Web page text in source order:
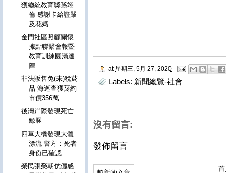
at 星期三, 5月 27, 2020
Labels: 新聞總覽-社會
沒有留言:
發佈留言
獲總統教育獎孫翊
倫 感謝卡給證嚴
及花媽
金門社區照顧關懷
據點聯繫會報暨
教育訓練圓滿達
陣
非法販售免(未)稅菸
品 海巡查獲菸約
市價356萬
後灣岸際發現死亡
鯨豚
四草大橋發現大體
漂流 警方：死者
身份已確認
榮民張榮朝伉儷感